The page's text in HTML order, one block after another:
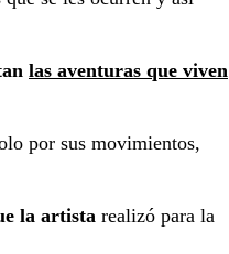
las aventuras que viven
por sus movimientos,
la artista realizó para la